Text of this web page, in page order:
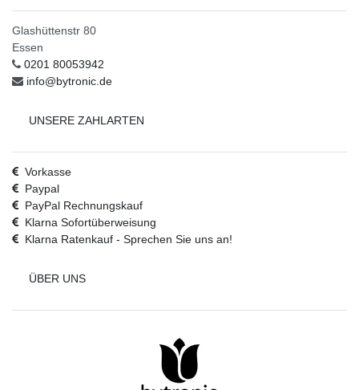
Glashüttenstr 80
Essen
0201 80053942
info@bytronic.de
UNSERE ZAHLARTEN
Vorkasse
Paypal
PayPal Rechnungskauf
Klarna Sofortüberweisung
Klarna Ratenkauf - Sprechen Sie uns an!
ÜBER UNS